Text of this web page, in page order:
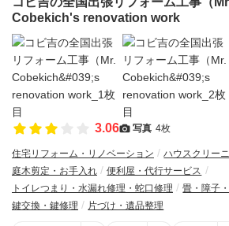
Cobekich's renovation work
3.06 写真 4枚
住宅リフォーム・リノベーション ハウスクリー
庭木剪定・お手入れ
便利屋・代行サービス
トイレつまり・水漏れ修理・蛇口修理
畳・障子
鍵交換・鍵修理
片づけ・遺品整理